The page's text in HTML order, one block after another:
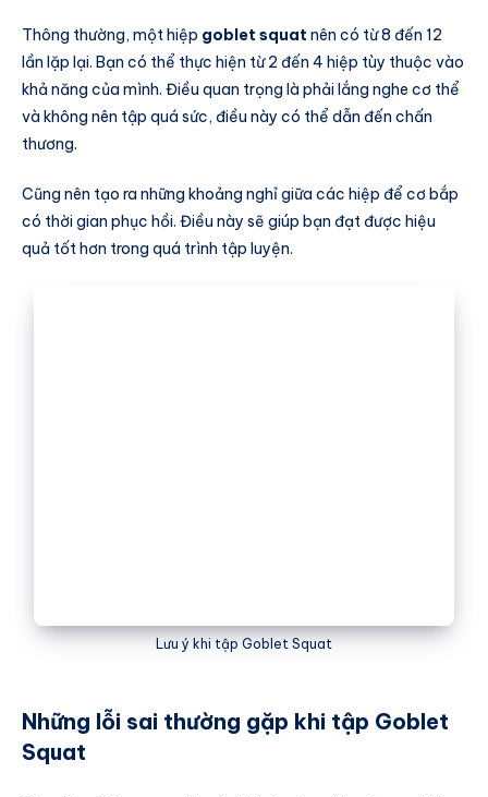
Thông thường, một hiệp goblet squat nên có từ 8 đến 12
lần lặp lại. Bạn có thể thực hiện từ 2 đến 4 hiệp tùy thuộc vào
khả năng của mình. Điều quan trọng là phải lắng nghe cơ thể
và không nên tập quá sức, điều này có thể dẫn đến chấn
thương.
Cũng nên tạo ra những khoảng nghỉ giữa các hiệp để cơ bắp
có thời gian phục hồi. Điều này sẽ giúp bạn đạt được hiệu
quả tốt hơn trong quá trình tập luyện.
Lưu ý khi tập Goblet Squat
Những lỗi sai thường gặp khi tập Goblet
Squat